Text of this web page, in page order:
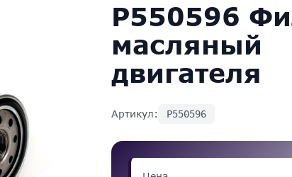
P550596
масляный
двигателя
Артикул: P550596